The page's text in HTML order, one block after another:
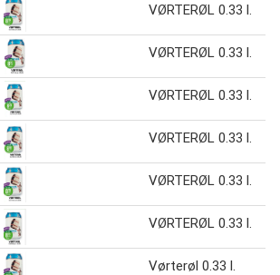
VØRTERØL 0.33 l.
VØRTERØL 0.33 l.
VØRTERØL 0.33 l.
VØRTERØL 0.33 l.
VØRTERØL 0.33 l.
VØRTERØL 0.33 l.
Vørterøl 0.33 l.